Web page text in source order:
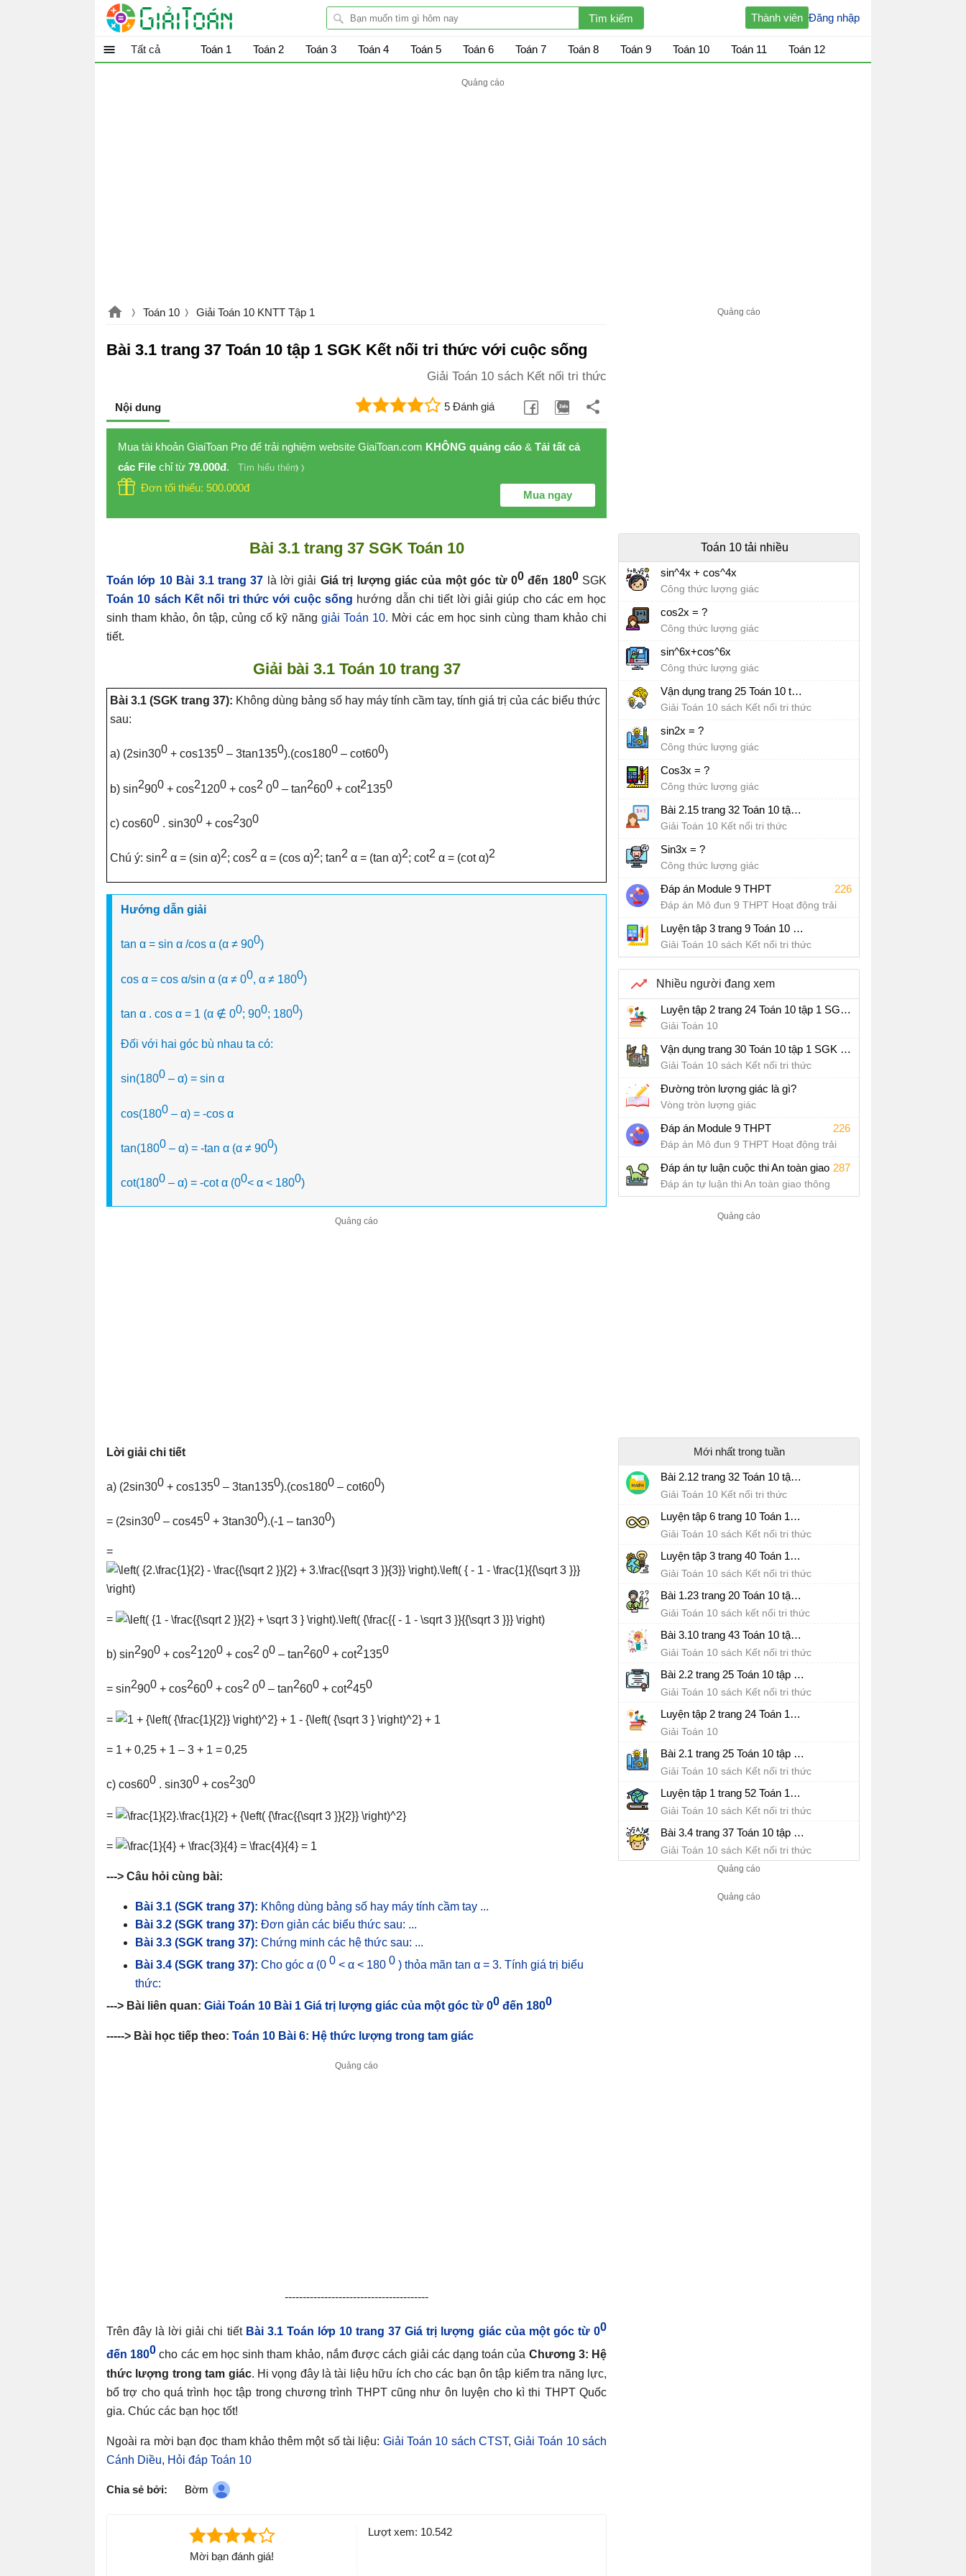
Đăng nhập
Thành viên
Tất cả Toán 1 Toán 2 Toán 3 Toán 4 Toán 5 Toán 6 Toán 7 Toán 8 Toán 9 Toán 10 Toán 11 Toán 12
Toán 10 Giải Toán 10 KNTT Tập 1
Bài 3.1 trang 37 Toán 10 tập 1 SGK Kết nối tri thức với cuộc sống
Giải Toán 10 sách Kết nối tri thức
Nội dung 5 Đánh giá
Mua tài khoản GiaiToan Pro để trải nghiệm website GiaiToan.com KHÔNG quảng cáo & Tải tất cả
các File chỉ từ 79.000đ. Tìm hiểu thêm
Mua ngay
Đơn tối thiểu: 500.000đ
Bài 3.1 trang 37 SGK Toán 10
Toán lớp 10 Bài 3.1 trang 37 là lời giải Giá trị lượng giác của một góc từ 00đến 1800 SGK
Toán 10 sách Kết nối tri thức với cuộc sống hướng dẫn chi tiết lời giải giúp cho các em học
sinh tham khảo, ôn tập, củng cố kỹ năng giải Toán 10. Mời các em học sinh cùng tham khảo chi
tiết.
Giải bài 3.1 Toán 10 trang 37
Bài 3.1 (SGK trang 37): Không dùng bảng số hay máy tính cầm tay, tính giá trị của các biểu thức
sau:
a) (2sin300 + cos1350 – 3tan1350).(cos1800 – cot600)
b) sin2900 + cos21200 + cos2 00 – tan2600 + cot21350
c) cos600 . sin300 + cos2300
Chú ý: sin2 α = (sin α)2; cos2 α = (cos α)2; tan2 α = (tan α)2; cot2 α = (cot α)2
Hướng dẫn giải
tan α = sin α /cos α (α ≠ 900)
cos α = cos α/sin α (α ≠ 00, α ≠ 1800)
tan α . cos α = 1 (α ∉ 00; 900; 1800)
Đối với hai góc bù nhau ta có:
sin(1800 – α) = sin α
cos(1800 – α) = -cos α
tan(1800 – α) = -tan α (α ≠ 900)
cot(1800 – α) = -cot α (00< α < 1800)
Lời giải chi tiết
a) (2sin300 + cos1350 – 3tan1350).(cos1800 – cot600)
= (2sin300 – cos450 + 3tan300).(-1 – tan300)
=
=
b) sin2900 + cos21200 + cos2 00 – tan2600 + cot21350
= sin2900 + cos2600 + cos2 00 – tan2600 + cot2450
=
= 1 + 0,25 + 1 – 3 + 1 = 0,25
c) cos600 . sin300 + cos2300
=
=
---> Câu hỏi cùng bài:
Bài 3.1 (SGK trang 37): Không dùng bảng số hay máy tính cầm tay ...
Bài 3.2 (SGK trang 37): Đơn giản các biểu thức sau: ...
Bài 3.3 (SGK trang 37): Chứng minh các hệ thức sau: ...
Bài 3.4 (SGK trang 37): Cho góc α (0 0 < α < 180 0 ) thỏa mãn tan α = 3. Tính giá trị biểu
thức:
---> Bài liên quan: Giải Toán 10 Bài 1 Giá trị lượng giác của một góc từ 00 đến 1800
-----> Bài học tiếp theo: Toán 10 Bài 6: Hệ thức lượng trong tam giác
----------------------------------------
Trên đây là lời giải chi tiết Bài 3.1 Toán lớp 10 trang 37 Giá trị lượng giác của một góc từ 00
đến 1800 cho các em học sinh tham khảo, nắm được cách giải các dạng toán của Chương 3: Hệ
thức lượng trong tam giác. Hi vọng đây là tài liệu hữu ích cho các bạn ôn tập kiểm tra năng lực,
bổ trợ cho quá trình học tập trong chương trình THPT cũng như ôn luyện cho kì thi THPT Quốc
gia. Chúc các bạn học tốt!
Ngoài ra mời bạn đọc tham khảo thêm một số tài liệu: Giải Toán 10 sách CTST,Giải Toán 10 sách
Cánh Diều, Hỏi đáp Toán 10
Chia sẻ bởi: Bờm
Mời bạn đánh giá!
Lượt xem: 10.542
Toán 10 tải nhiều
sin^4x + cos^4x
Công thức lượng giác
cos2x = ?
Công thức lượng giác
sin^6x+cos^6x
Công thức lượng giác
Vận dụng trang 25 Toán 10 tập 1 SGK Kết nối tri thức với cuộc sống
Giải Toán 10 sách Kết nối tri thức
sin2x = ?
Công thức lượng giác
Cos3x = ?
Công thức lượng giác
Bài 2.15 trang 32 Toán 10 tập 1 SGK Kết nối tri thức với cuộc sống
Giải Toán 10 Kết nối tri thức
Sin3x = ?
Công thức lượng giác
Đáp án Module 9 THPT 226
Đáp án Mô đun 9 THPT Hoạt động trải
Luyện tập 3 trang 9 Toán 10 tập 1 SGK Kết nối tri thức với cuộc sống
Giải Toán 10 sách Kết nối tri thức
Nhiều người đang xem
Luyện tập 2 trang 24 Toán 10 tập 1 SGK Kết nối tri thức với cuộc sống
Giải Toán 10
Vận dụng trang 30 Toán 10 tập 1 SGK Kết nối tri thức với cuộc sống
Giải Toán 10 sách Kết nối tri thức
Đường tròn lượng giác là gì?
Vòng tròn lượng giác
Đáp án Module 9 THPT 226
Đáp án Mô đun 9 THPT Hoạt động trải
Đáp án tự luận cuộc thi An toàn giao thông cho nụ cười ngày mai 2022 cấp THPT
287
Đáp án tự luận thi An toàn giao thông
2022 cấp THPT
Mới nhất trong tuần
Bài 2.12 trang 32 Toán 10 tập 1 SGK Kết nối tri thức với cuộc sống
Giải Toán 10 Kết nối tri thức
Luyện tập 6 trang 10 Toán 10 tập 1 SGK Kết nối tri thức với cuộc sống
Giải Toán 10 sách Kết nối tri thức
Luyện tập 3 trang 40 Toán 10 tập 1 SGK Kết nối tri thức với cuộc sống
Giải Toán 10 sách Kết nối tri thức
Bài 1.23 trang 20 Toán 10 tập 1 SGK Kết nối tri thức với cuộc sống
Giải Toán 10 sách kết nối tri thức
Bài 3.10 trang 43 Toán 10 tập 1 SGK Kết nối tri thức với cuộc sống
Giải Toán 10 sách Kết nối tri thức
Bài 2.2 trang 25 Toán 10 tập 1 SGK Kết nối tri thức với cuộc sống
Giải Toán 10 sách Kết nối tri thức
Luyện tập 2 trang 24 Toán 10 tập 1 SGK Kết nối tri thức với cuộc sống
Giải Toán 10
Bài 2.1 trang 25 Toán 10 tập 1 SGK Kết nối tri thức với cuộc sống
Giải Toán 10 sách Kết nối tri thức
Luyện tập 1 trang 52 Toán 10 tập 1 SGK Kết nối tri thức với cuộc sống
Giải Toán 10 sách Kết nối tri thức
Bài 3.4 trang 37 Toán 10 tập 1 SGK Kết nối tri thức với cuộc sống
Giải Toán 10 sách Kết nối tri thức